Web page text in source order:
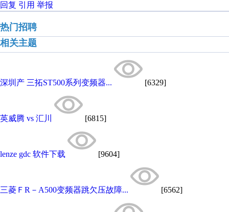
回复 引用 举报
热门招聘
相关主题
深圳产 三拓ST500系列变频器... [6329]
英威腾 vs 汇川 [6815]
lenze gdc 软件下载 [9604]
三菱ＦR－A500变频器跳欠压故障... [6562]